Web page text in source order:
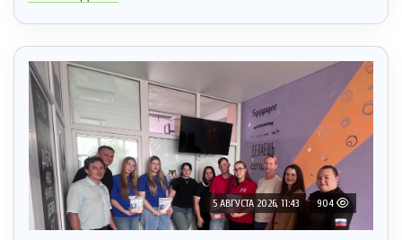
5 АВГУСТА 2026, 11:43 904